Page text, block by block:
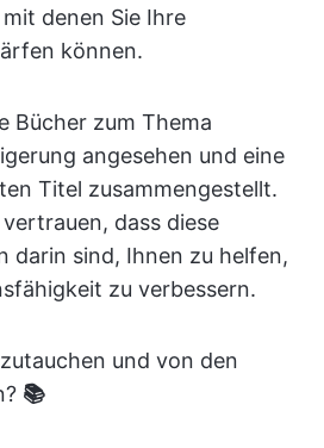
denen Sie Ihre
können.
Bücher zum Thema
angesehen und eine
Titel zusammengestellt.
dass diese
darin sind, Ihnen zu helfen,
zu verbessern.
und von den
📚